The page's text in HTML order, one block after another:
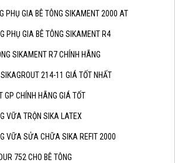
PHỤ GIA BÊ TÔNG SIKAMENT 2000 AT
PHỤ GIA BÊ TÔNG SIKAMENT R4
SIKAMENT R7 CHÍNH HÃNG
214-11 GIÁ TỐT NHẤT
GP CHÍNH HÃNG GIÁ TỐT
VỮA TRỘN SIKA LATEX
VỮA SỬA CHỮA SIKA REFIT 2000
752 CHO BÊ TÔNG